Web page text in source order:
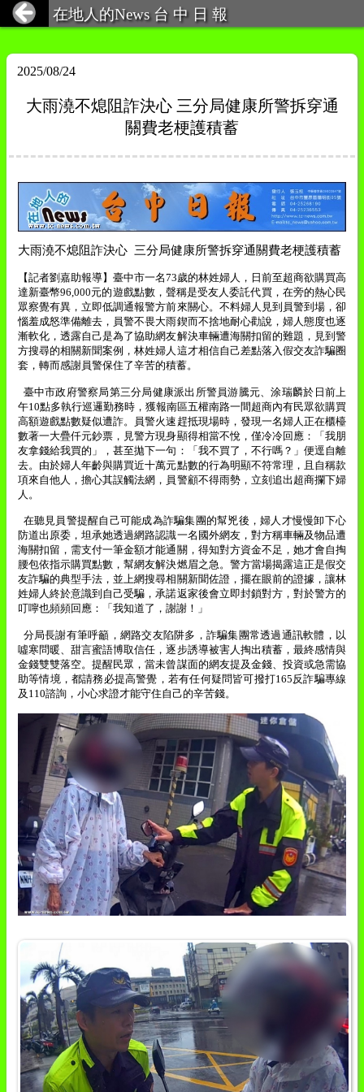
在地人的News 台 中 日 報
2025/08/24
大雨澆不熄阻詐決心 三分局健康所警拆穿通
關費老梗護積蓄
大雨澆不熄阻詐決心 三分局健康所警拆穿通關費老梗護積蓄
【記者劉嘉助報導】臺中市一名73歲的林姓婦人，日前至超商欲購買高
達新臺幣96,000元的遊戲點數，聲稱是受友人委託代買，在旁的熱心民
眾察覺有異，立即低調通報警方前來關心。不料婦人見到員警到場，卻
惱羞成怒準備離去，員警不畏大雨鍥而不捨地耐心勸說，婦人態度也逐
漸軟化，透露自己是為了協助網友解決車輛遭海關扣留的難題，見到警
方搜尋的相關新聞案例，林姓婦人這才相信自己差點落入假交友詐騙圈
套，轉而感謝員警保住了辛苦的積蓄。
臺中市政府警察局第三分局健康派出所警員游騰元、涂瑞麟於日前上
午10點多執行巡邏勤務時，獲報南區五權南路一間超商內有民眾欲購買
高額遊戲點數疑似遭詐。員警火速趕抵現場時，發現一名婦人正在櫃檯
數著一大疊仟元鈔票，見警方現身顯得相當不悅，僅冷冷回應：「我朋
友拿錢給我買的」，甚至拋下一句：「我不買了，不行嗎？」便逕自離
去。由於婦人年齡與購買近十萬元點數的行為明顯不符常理，且自稱款
項來自他人，擔心其誤觸法網，員警顧不得雨勢，立刻追出超商攔下婦
人。
在聽見員警提醒自己可能成為詐騙集團的幫兇後，婦人才慢慢卸下心
防道出原委，坦承她透過網路認識一名國外網友，對方稱車輛及物品遭
海關扣留，需支付一筆金額才能通關，得知對方資金不足，她才會自掏
腰包依指示購買點數，幫網友解決燃眉之急。警方當場揭露這正是假交
友詐騙的典型手法，並上網搜尋相關新聞佐證，擺在眼前的證據，讓林
姓婦人終於意識到自己受騙，承諾返家後會立即封鎖對方，對於警方的
叮嚀也頻頻回應：「我知道了，謝謝！」
分局長謝有筆呼籲，網路交友陷阱多，詐騙集團常透過通訊軟體，以
噓寒問暖、甜言蜜語博取信任，逐步誘導被害人掏出積蓄，最終感情與
金錢雙雙落空。提醒民眾，當未曾謀面的網友提及金錢、投資或急需協
助等情境，都請務必提高警覺，若有任何疑問皆可撥打165 反詐騙專線
及 110諮詢，小心求證才能守住自己的辛苦錢。